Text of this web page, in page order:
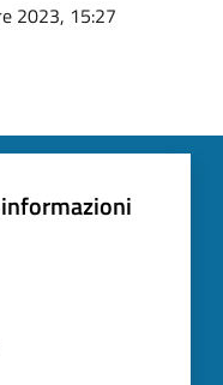
2023, 15:27